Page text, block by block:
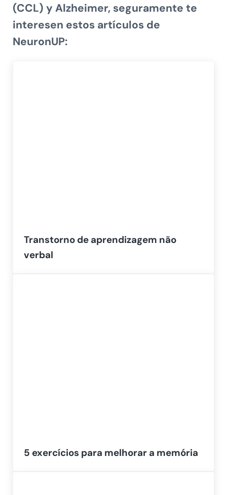
(CCL) y Alzheimer, seguramente te
interesen estos artículos de
NeuronUP:
Transtorno de aprendizagem não
verbal
5 exercícios para melhorar a memória